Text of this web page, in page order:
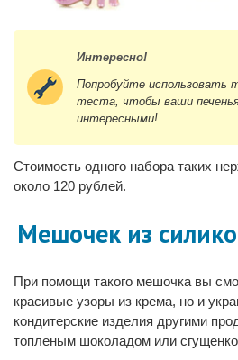
Интересно!
Попробуйте использовать
теста, чтобы ваши
интересными!
Стоимость одного набора таких
около 120 рублей.
Мешочек из
При помощи такого мешочка вы
красивые узоры из крема, но и
кондитерские изделия другими
топленым шоколадом или